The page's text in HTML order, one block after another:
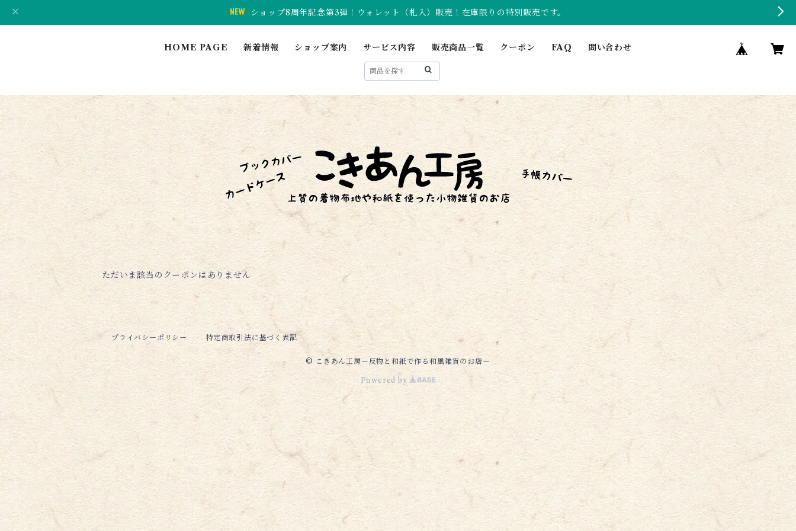
ショップ8周年記念第3弾！ウォレット（札入）販売！在庫限りの特別販売です。
HOME PAGE 新着情報 ショップ案内 サービス内容 販売商品一覧 クーポン FAQ 問い合わせ
ただいま該当のクーポンはありません
プライバシーポリシー 特定商取引法に基づく表記
© こきあん工房ー反物と和紙で作る和風雑貨のお店ー
Powered by